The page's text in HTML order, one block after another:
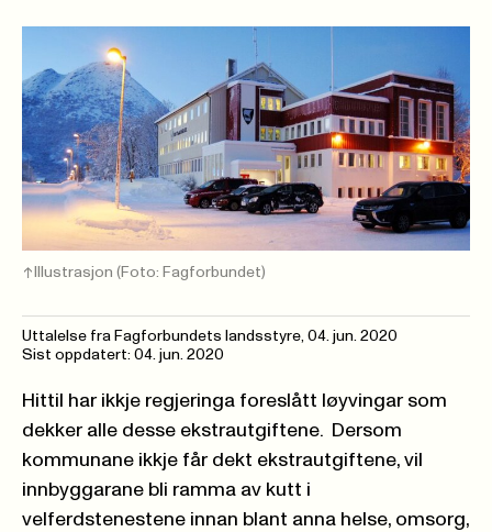
Illustrasjon (Foto: Fagforbundet)
Uttalelse fra Fagforbundets landsstyre, 04. jun. 2020
Sist oppdatert: 04. jun. 2020
Hittil har ikkje regjeringa foreslått løyvingar som
dekker alle desse ekstrautgiftene. Dersom
kommunane ikkje får dekt ekstrautgiftene, vil
innbyggarane bli ramma av kutt i
velferdstenestene innan blant anna helse, omsorg,